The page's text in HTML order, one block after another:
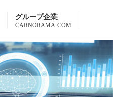
グループ企業
CARNORAMA.COM